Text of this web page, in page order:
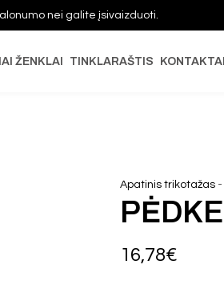
nei galite įsivaizduoti.
ŽENKLAI TINKLARAŠTIS KONTAKTAI
Apatinis trikotažas
16,78€